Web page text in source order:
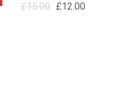
£15.00 £12.00